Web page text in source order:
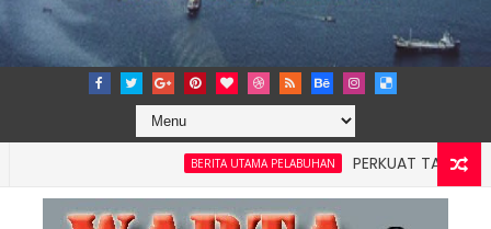
BERITA UTAMA PELABUHAN
PERKUAT TATA KELOLA
4: Pelindo Jasa Maritim Dengar Keluhan dan Kebutuhan